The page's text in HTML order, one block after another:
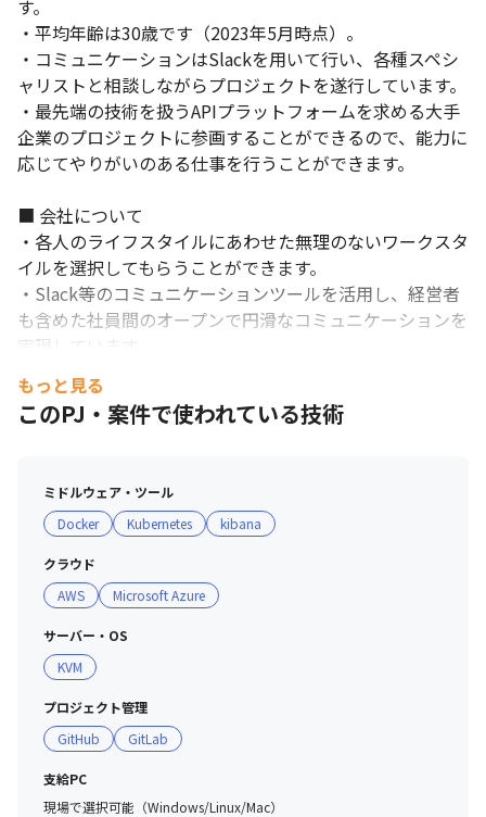
す。
・平均年齢は30歳です（2023年5月時点）。
・コミュニケーションはSlackを用いて行い、各種スペシ
ャリストと相談しながらプロジェクトを遂行しています。
・最先端の技術を扱うAPIプラットフォームを求める大手
企業のプロジェクトに参画することができるので、能力に
応じてやりがいのある仕事を行うことができます。
■ 会社について
・各人のライフスタイルにあわせた無理のないワークスタ
イルを選択してもらうことができます。
・Slack等のコミュニケーションツールを活用し、経営者
も含めた社員間のオープンで円滑なコミュニケーションを
実現しています。
・全社総会や新年会、忘年会など交流の機会を多く設けて
おり、コミュニケーションを密にとることを心がけていま
す。
もっと見る
このPJ・案件で使われている技術
ミドルウェア・ツール
Docker
Kubernetes kibana
クラウド
AWS
Microsoft Azure
サーバー・OS
KVM
プロジェクト管理
GitHub
GitLab
支給PC
現場で選択可能（Windows/Linux/Mac）